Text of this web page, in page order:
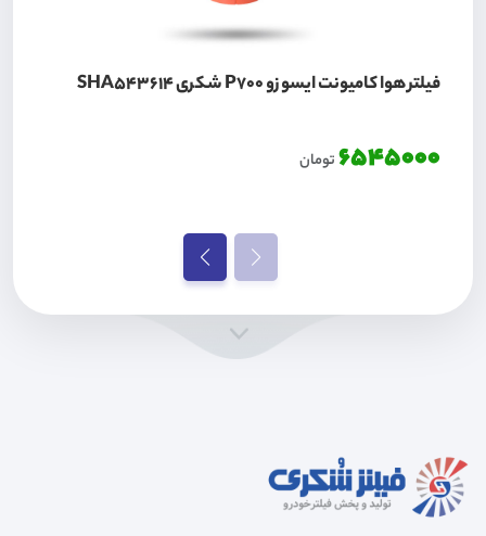
فیلتر هوا کامیونت ایسوزو P700 شکری SHA543614
6545000تومان